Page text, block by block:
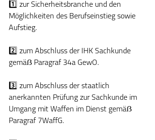
1️⃣ zur Sicherheitsbranche und den
Möglichkeiten des Berufseinstieg sowie
Aufstieg.
2️⃣ zum Abschluss der IHK Sachkunde
gemäẞ Paragraf 34a GewO.
3️⃣ zum Abschluss der staatlich
anerkannten Prüfung zur Sachkunde im
Umgang mit Waffen im Dienst gemäẞ
Paragraf 7WaffG.